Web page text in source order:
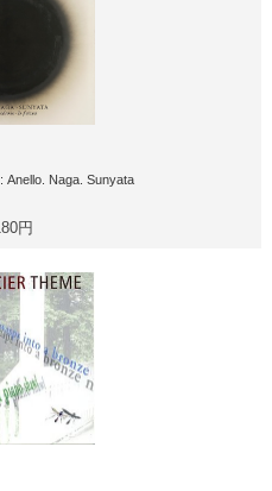
Anello. Naga. Sunyata
円